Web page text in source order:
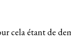
cela étant de